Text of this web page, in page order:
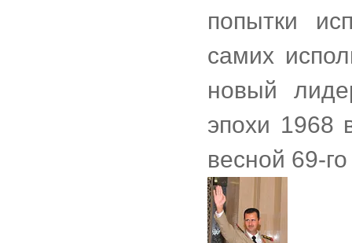
попытки
самих
новый
эпохи 1968
весной 69-